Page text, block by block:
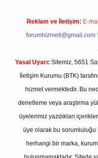
Reklam ve İletişim: E-
forumhizmeti@gmail.com
Yasal Uyarı: Sitemiz, 5651
İletişim Kurumu (BTK)
hizmet vermektedir. Bu
denetleme veya araştırma
üyelerimiz yazdıkları
üye olarak bu sorumluluğu
herhangi bir marka,